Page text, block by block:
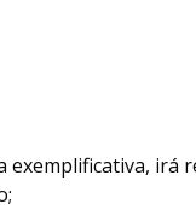
irá